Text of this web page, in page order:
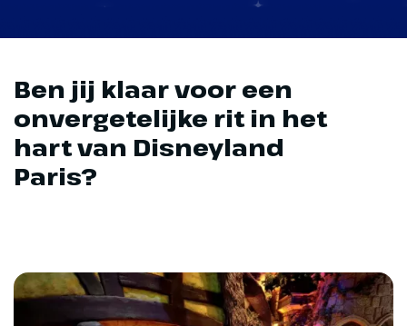
Ben jij klaar voor een
onvergetelijke rit in het
hart van Disneyland
Paris?